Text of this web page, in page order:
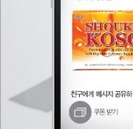
최대 10%
할인 쿠폰
화장품 / 뷰티
청정공기 & 육각수